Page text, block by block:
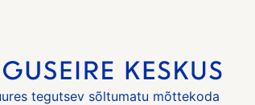
tegutsev sõltumatu mõttekoda